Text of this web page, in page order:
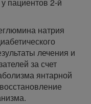
натрия
лечения и
за счет
янтарной